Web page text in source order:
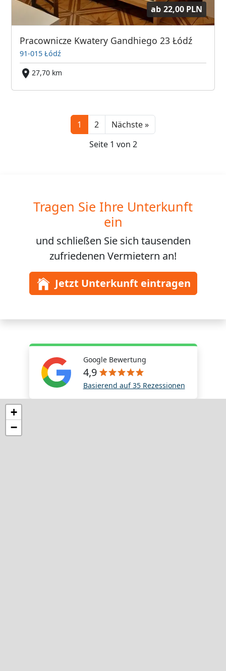
ab 22,00 PLN
Pracownicze Kwatery Gandhiego 23 Łódź
91-015 Łódź
27,70 km
1 2 Nächste »Next
Seite 1 von 2
Tragen Sie Ihre Unterkunft
ein
und schließen Sie sich tausenden
zufriedenen Vermietern an!
Jetzt Unterkunft eintragen
Google Bewertung
4,9
Basierend auf 35 Rezessionen
+
−